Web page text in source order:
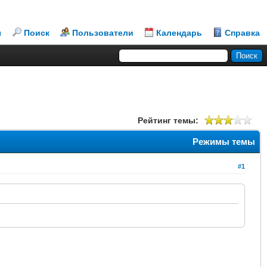
Поиск Пользователи Календарь Справка
Рейтинг темы:
Режимы темы
#1